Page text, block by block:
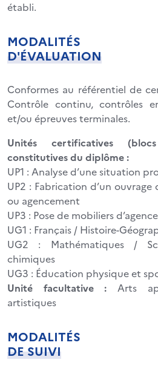
établi.
MODALITÉS
D'ÉVALUATION
Conformes au référentiel de
Contrôle continu, contrôles
et/ou épreuves terminales.
Unités certificatives
constitutives du diplôme :
UP1 : Analyse d’une situation
UP2 : Fabrication d’un
ou agencement
UP3 : Pose de mobiliers
UG1 : Français / Histoire-
UG2 : Mathématiques /
chimiques
UG3 : Éducation physique et
Unité facultative : Arts
artistiques
MODALITÉS
DE SUIVI